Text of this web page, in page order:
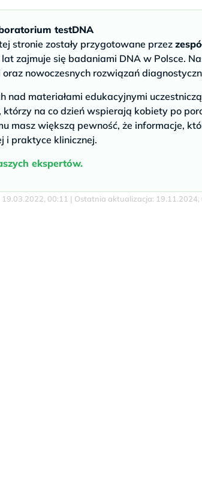
testDNA
stronie zostały przygotowane przez
zajmuje się badaniami DNA w Polsce.
nowoczesnych rozwiązań
nad materiałami edukacyjnymi
którzy na co dzień wspierają kobiety po
masz większą pewność, że informacje,
i praktyce klinicznej.
ekspertów.
00:11 | Ostatnia aktualizacja: 19.11.2024,